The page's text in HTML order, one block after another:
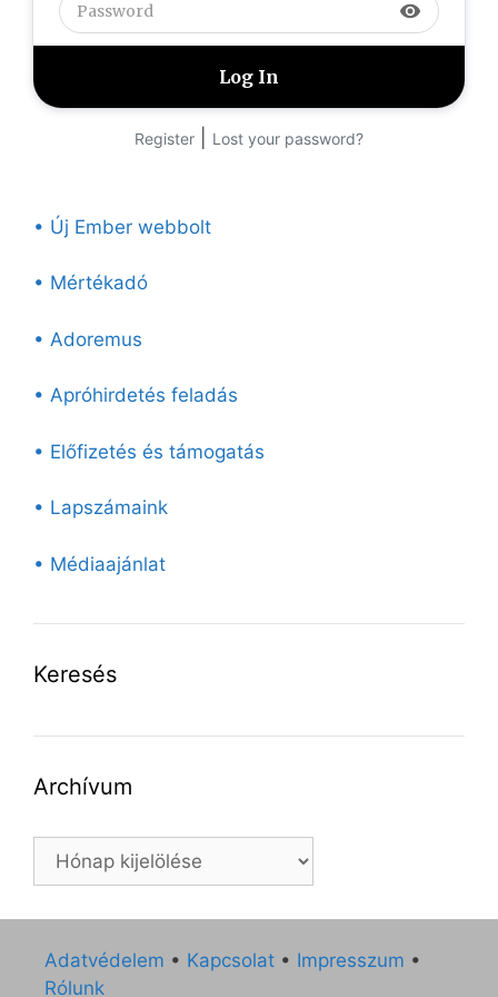
visibility
Register Lost your password?
• Új Ember webbolt
• Mértékadó
• Adoremus
• Apróhirdetés feladás
• Előfizetés és támogatás
• Lapszámaink
• Médiaajánlat
Keresés
Archívum
Archívum
Adatvédelem • Kapcsolat • Impresszum •
Rólunk